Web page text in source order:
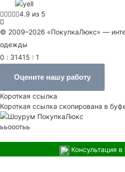
4.9 из 5
© 2009–2026 «ПокупкаЛюкс» —
одежды
0 : 31415 : 1
Оцените нашу работу
Короткая ссылка
Короткая ссылка скопирована в
ььооотьь
Консультация